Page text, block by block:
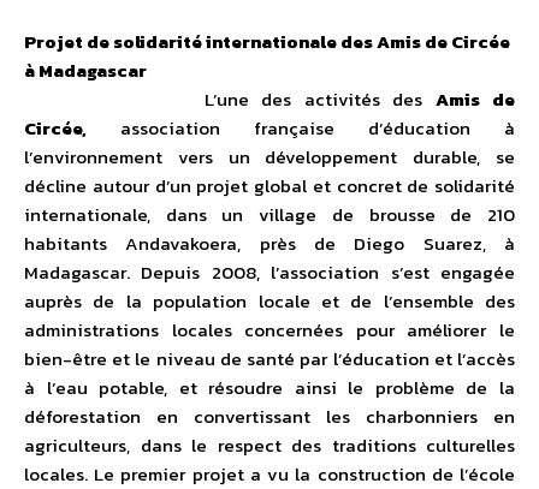
Projet de solidarité internationale des Amis de Circée
à Madagascar
L’une des activités des Amis de
Circée, association française d’éducation à
l’environnement vers un développement durable, se
décline autour d’un projet global et concret de solidarité
internationale, dans un village de brousse de 210
habitants Andavakoera, près de Diego Suarez, à
Madagascar. Depuis 2008, l’association s’est engagée
auprès de la population locale et de l’ensemble des
administrations locales concernées pour améliorer le
bien-être et le niveau de santé par l’éducation et l’accès
à l’eau potable, et résoudre ainsi le problème de la
déforestation en convertissant les charbonniers en
agriculteurs, dans le respect des traditions culturelles
locales. Le premier projet a vu la construction de l’école